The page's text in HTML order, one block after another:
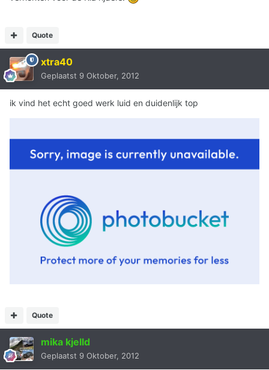
Quote
xtra40
Geplaatst 9 Oktober, 2012
ik vind het echt goed werk luid en duidenlijk top
Quote
mika kjelld
Geplaatst 9 Oktober, 2012